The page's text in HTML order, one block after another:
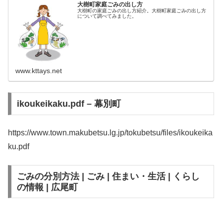
大樹町家庭ごみの出し方
大樹町の家庭ごみの出し方紹介。大樹町家庭ごみの出し方
について調べてみました。
www.kttays.net
ikoukeikaku.pdf – 幕別町
https://www.town.makubetsu.lg.jp/tokubetsu/files/ikoukeika
ku.pdf
ごみの分別方法 | ごみ | 住まい・生活 | くらし
の情報 | 広尾町